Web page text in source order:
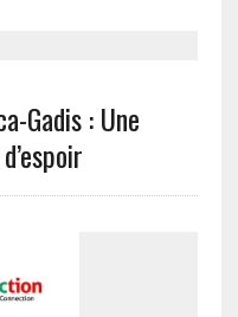
Gadis : Une